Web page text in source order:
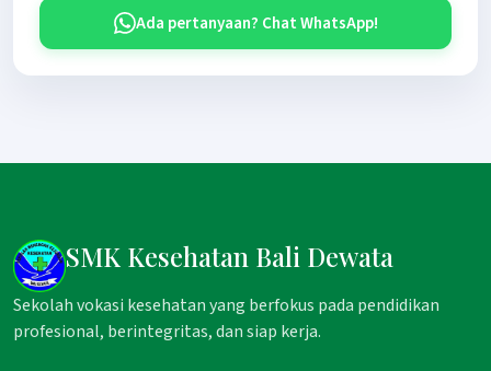
Ada pertanyaan? Chat WhatsApp!
SMK Kesehatan Bali Dewata
Sekolah vokasi kesehatan yang berfokus pada pendidikan
profesional, berintegritas, dan siap kerja.